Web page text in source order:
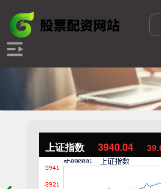
上证指数 3940.04